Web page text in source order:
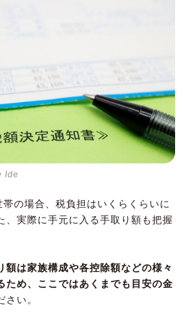
Ide
の場合、税負担はいくらくらいに
、実際に手元に入る手取り額も把握
額は家族構成や各控除額などの様々
ため、ここではあくまでも目安の金
さい。